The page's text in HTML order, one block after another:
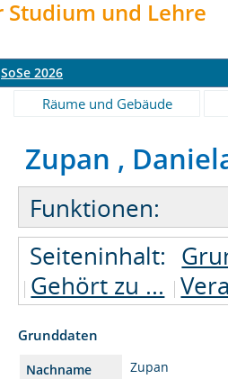
und Lehre
SoSe 2026
Räume und Gebäude
Zupan ,
Funktionen:
Seiteninhalt:
Gehört zu ...
Grunddaten
Nachname
Zupan